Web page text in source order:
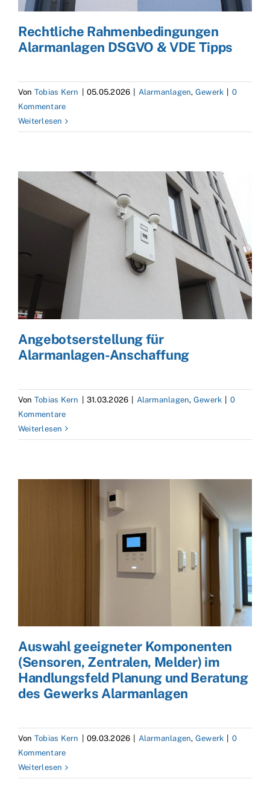
Rechtliche Rahmenbedingungen
Alarmanlagen DSGVO & VDE Tipps
Von Tobias Kern 05.05.2026 Alarmanlagen, Gewerk
0
Kommentare
Weiterlesen
Angebotserstellung für
Alarmanlagen-Anschaffung
Von Tobias Kern 31.03.2026 Alarmanlagen, Gewerk
0
Kommentare
Weiterlesen
Auswahl geeigneter Komponenten
(Sensoren, Zentralen, Melder) im
Handlungsfeld Planung und Beratung
des Gewerks Alarmanlagen
Von Tobias Kern 09.03.2026 Alarmanlagen, Gewerk
0
Kommentare
Weiterlesen